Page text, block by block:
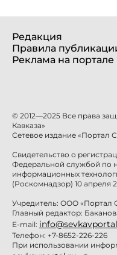
Редакция
Правила
Реклама на портале
© 2012—2025 Все права
Кавказа»
Сетевое издание «Портал
Свидетельство о
Федеральной службой по
информационных
(Роскомнадзор) 10 апреля
Учредитель: ООО «Портал
Главный редактор:
E-mail:
Телефон: +7-8652-226-226
При использовании